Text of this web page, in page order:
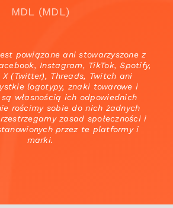
MDL (MDL)
powiązane ani stowarzyszone z
Instagram, TikTok, Spotify,
X (Twitter), Threads, Twitch ani
logotypy, znaki towarowe i
własnością ich odpowiednich
rościmy sobie do nich żadnych
zasad społeczności i
przez te platformy i
marki.